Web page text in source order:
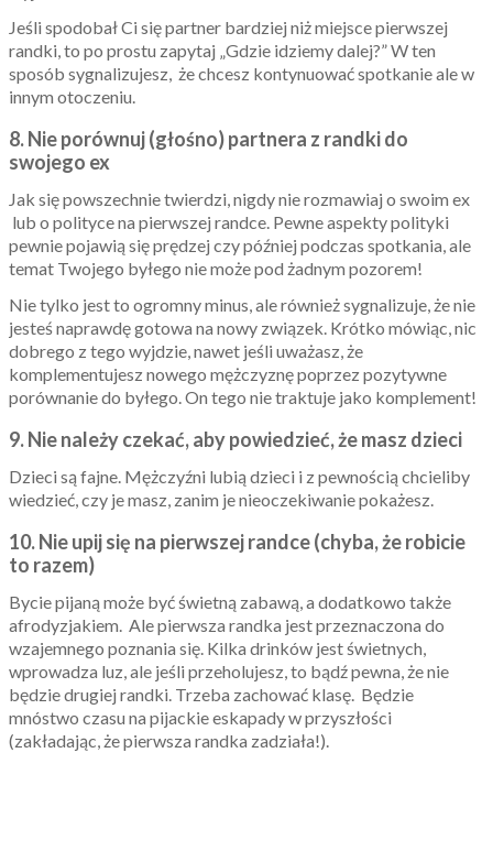
Jeśli spodobał Ci się partner bardziej niż miejsce pierwszej
randki, to po prostu zapytaj „Gdzie idziemy dalej?” W ten
sposób sygnalizujesz, że chcesz kontynuować spotkanie ale w
innym otoczeniu.
8. Nie porównuj (głośno) partnera z randki do
swojego ex
Jak się powszechnie twierdzi, nigdy nie rozmawiaj o swoim ex
lub o polityce na pierwszej randce. Pewne aspekty polityki
pewnie pojawią się prędzej czy później podczas spotkania, ale
temat Twojego byłego nie może pod żadnym pozorem!
Nie tylko jest to ogromny minus, ale również sygnalizuje, że nie
jesteś naprawdę gotowa na nowy związek. Krótko mówiąc, nic
dobrego z tego wyjdzie, nawet jeśli uważasz, że
komplementujesz nowego mężczyznę poprzez pozytywne
porównanie do byłego. On tego nie traktuje jako komplement!
9. Nie należy czekać, aby powiedzieć, że masz dzieci
Dzieci są fajne. Mężczyźni lubią dzieci i z pewnością chcieliby
wiedzieć, czy je masz, zanim je nieoczekiwanie pokażesz.
10. Nie upij się na pierwszej randce (chyba, że robicie
to razem)
Bycie pijaną może być świetną zabawą, a dodatkowo także
afrodyzjakiem. Ale pierwsza randka jest przeznaczona do
wzajemnego poznania się. Kilka drinków jest świetnych,
wprowadza luz, ale jeśli przeholujesz, to bądź pewna, że nie
będzie drugiej randki. Trzeba zachować klasę. Będzie
mnóstwo czasu na pijackie eskapady w przyszłości
(zakładając, że pierwsza randka zadziała!).